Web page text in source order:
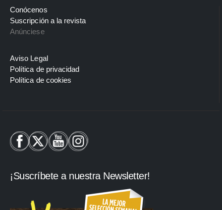
Conócenos
Suscripción a la revista
Anúnciese
Aviso Legal
Política de privacidad
Política de cookies
¡Suscríbete a nuestra Newsletter!